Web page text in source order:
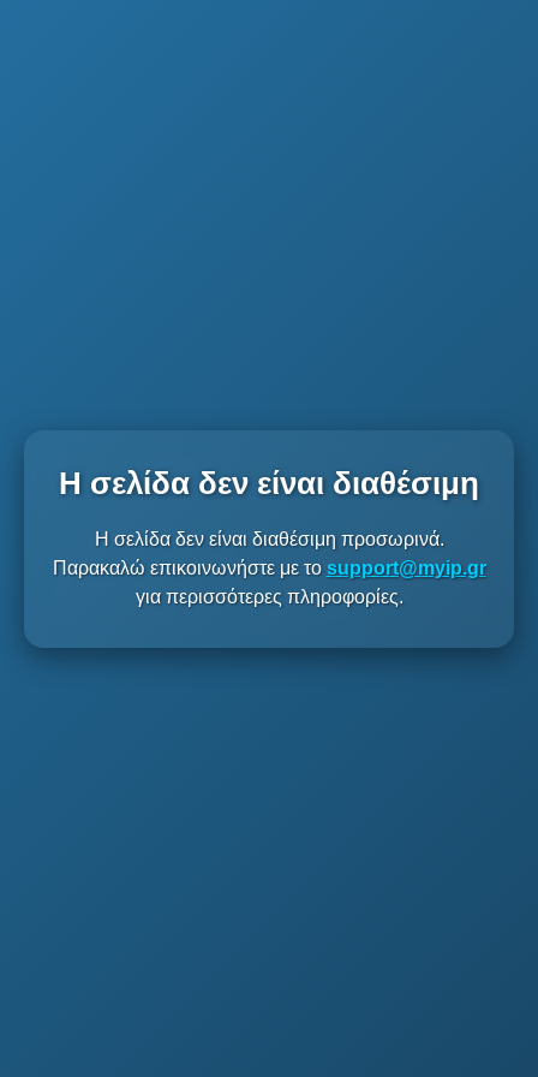
Η σελίδα δεν είναι διαθέσιμη
Η σελίδα δεν είναι διαθέσιμη προσωρινά.
Παρακαλώ επικοινωνήστε με το support@myip.gr
για περισσότερες πληροφορίες.